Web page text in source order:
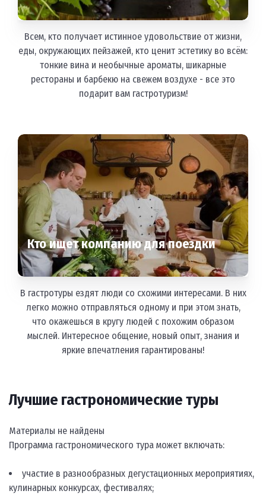
Всем, кто получает истинное удовольствие от жизни,
еды, окружающих пейзажей, кто ценит эстетику во всём:
тонкие вина и необычные ароматы, шикарные
рестораны и барбекю на свежем воздухе - все это
подарит вам гастротуризм!
Кто ищет компанию для поездки
В гастротуры ездят люди со схожими интересами. В них
легко можно отправляться одному и при этом знать,
что окажешься в кругу людей с похожим образом
мыслей. Интересное общение, новый опыт, знания и
яркие впечатления гарантированы!
Лучшие гастрономические туры
Материалы не найдены
Программа гастрономического тура может включать:
участие в разнообразных дегустационных мероприятиях,
кулинарных конкурсах, фестивалях;